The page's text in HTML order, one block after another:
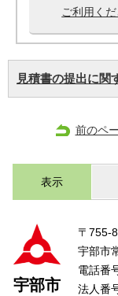
ご利用くだ
見積書の提出に関
前のペ
表示
宇部市
〒755-
宇部市
電話番
法人番